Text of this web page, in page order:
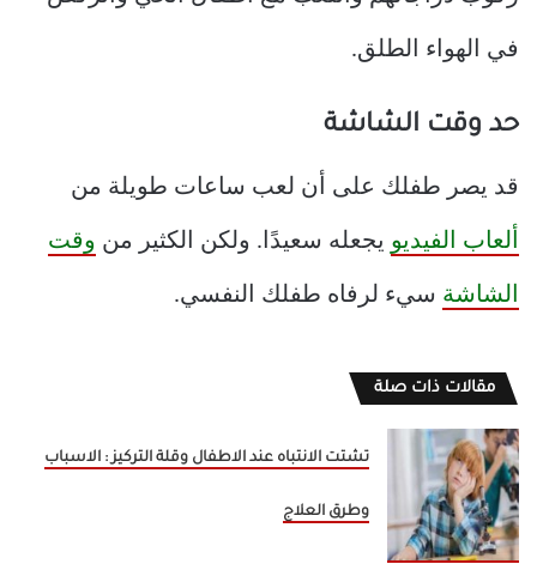
في الهواء الطلق.
حد وقت الشاشة
قد يصر طفلك على أن لعب ساعات طويلة من
ألعاب الفيديو يجعله سعيدًا. ولكن الكثير من وقت
الشاشة سيء لرفاه طفلك النفسي.
مقالات ذات صلة
تشتت الانتباه عند الاطفال وقلة التركيز : الاسباب
وطرق العلاج